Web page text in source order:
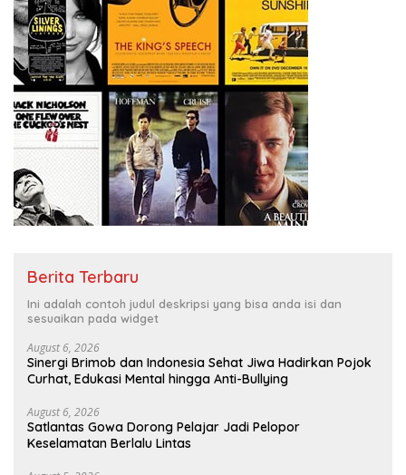
Berita Terbaru
Ini adalah contoh judul deskripsi yang bisa anda isi dan
sesuaikan pada widget
August 6, 2026
Sinergi Brimob dan Indonesia Sehat Jiwa Hadirkan Pojok
Curhat, Edukasi Mental hingga Anti-Bullying
August 6, 2026
Satlantas Gowa Dorong Pelajar Jadi Pelopor
Keselamatan Berlalu Lintas